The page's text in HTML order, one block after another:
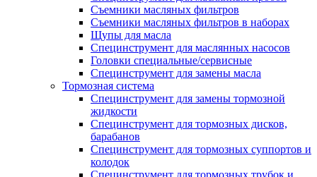
Съемники масляных фильтров
Съемники масляных фильтров в наборах
Щупы для масла
Специнструмент для маслянных насосов
Головки специальные/сервисные
Специнструмент для замены масла
Тормозная система
Специнструмент для замены тормозной
жидкости
Специнструмент для тормозных дисков,
барабанов
Специнструмент для тормозных суппортов и
колодок
Специнструмент для тормозных трубок и